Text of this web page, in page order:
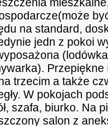
na standard,
jedn z pokoi
Przepiękne
trzecim a także
W pokojach
szafa, biurko. Na
salon z